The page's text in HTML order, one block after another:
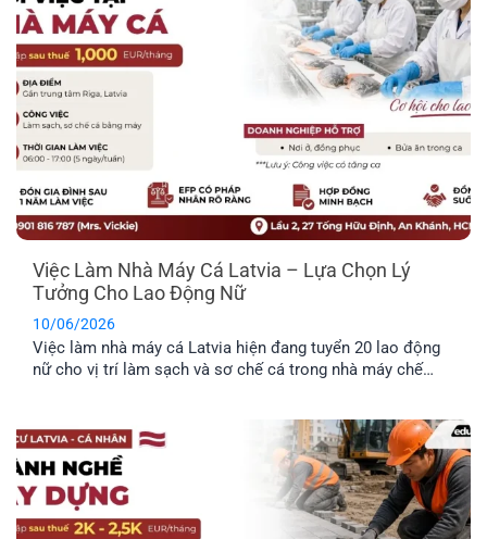
Việc Làm Nhà Máy Cá Latvia – Lựa Chọn Lý
Tưởng Cho Lao Động Nữ
10/06/2026
Việc làm nhà máy cá Latvia hiện đang tuyển 20 lao động
nữ cho vị trí làm sạch và sơ chế cá trong nhà máy chế
chỗ ở. Đây là công việc rất [...]